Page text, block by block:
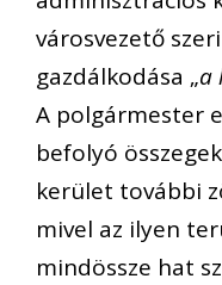
városvezető
gazdálkodása „a
A polgármester
befolyó
kerület további
mivel az ilyen
mindössze hat